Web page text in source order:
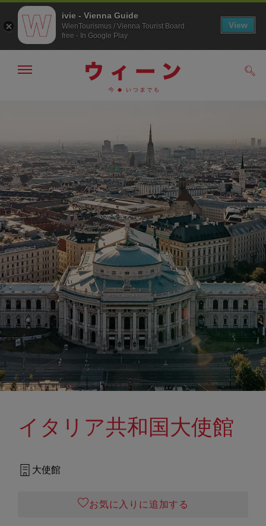
へ
ジ
の
ト
ッ
プ
へ
メ
非
表
示
イタリア共和国大使館
大使館
お気に入りに追加する
ivie - Vienna Guide
WienTourismus / Vienna Tourist Board
free - In Google Play
View